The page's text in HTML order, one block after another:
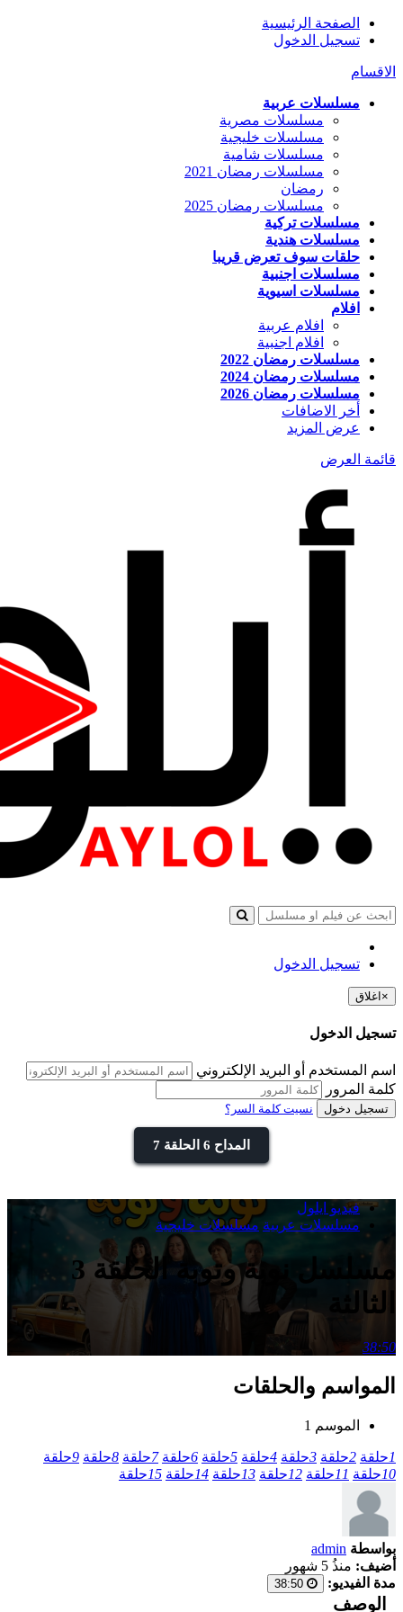
الصفحة الرئيسية
تسجيل الدخول
الاقسام
مسلسلات عربية
مسلسلات مصرية
مسلسلات خليجية
مسلسلات شامية
مسلسلات رمضان 2021
رمضان
مسلسلات رمضان 2025
مسلسلات تركية
مسلسلات هندية
حلقات سوف تعرض قريبا
مسلسلات اجنبية
مسلسلات اسيوية
افلام
افلام عربية
افلام اجنبية
مسلسلات رمضان 2022
مسلسلات رمضان 2024
مسلسلات رمضان 2026
أخر الاضافات
عرض المزيد
قائمة العرض
تسجيل الدخول
× اغلاق
تسجيل الدخول
اسم المستخدم أو البريد الإلكتروني
كلمة المرور
تسجيل دخول نسيت كلمة السر؟
المداح 6 الحلقة 7
فيديو ايلول
مسلسلات عربية مسلسلات خليجية
مسلسل نوبة وتوبة الحلقة 3
الثالثة
38:50
المواسم والحلقات
الموسم 1
1حلقة 2حلقة 3حلقة 4حلقة 5حلقة 6حلقة 7حلقة 8حلقة 9حلقة
10حلقة 11حلقة 12حلقة 13حلقة 14حلقة 15حلقة
بواسطة admin
أضيف: منذُ 5 شهور
مدة الفيديو:
الوصف